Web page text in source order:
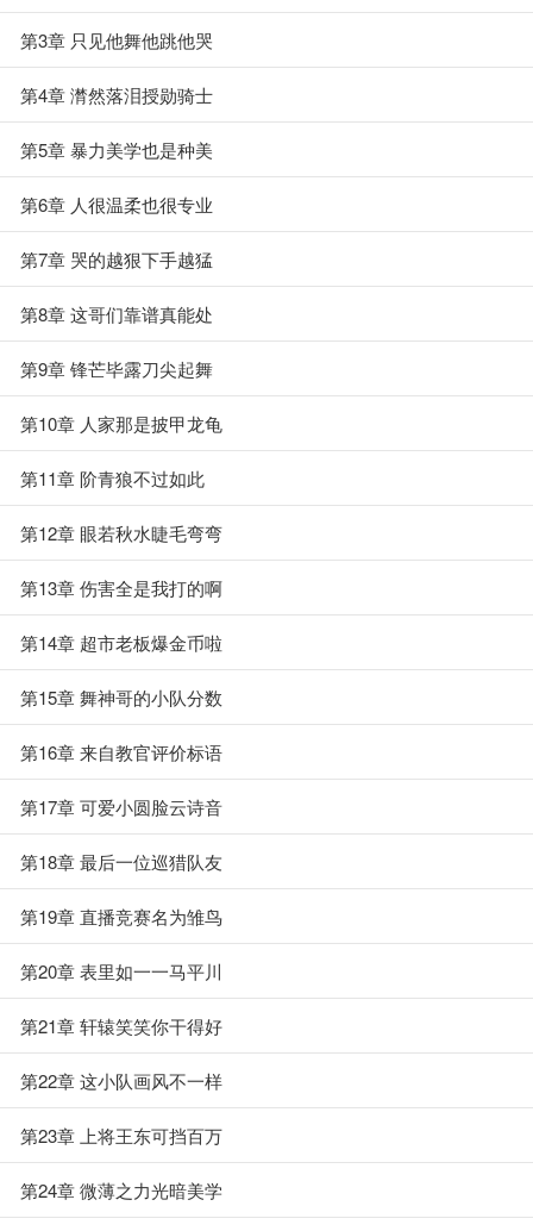
第3章 只见他舞他跳他哭
第4章 潸然落泪授勋骑士
第5章 暴力美学也是种美
第6章 人很温柔也很专业
第7章 哭的越狠下手越猛
第8章 这哥们靠谱真能处
第9章 锋芒毕露刀尖起舞
第10章 人家那是披甲龙龟
第11章 阶青狼不过如此
第12章 眼若秋水睫毛弯弯
第13章 伤害全是我打的啊
第14章 超市老板爆金币啦
第15章 舞神哥的小队分数
第16章 来自教官评价标语
第17章 可爱小圆脸云诗音
第18章 最后一位巡猎队友
第19章 直播竞赛名为雏鸟
第20章 表里如一一马平川
第21章 轩辕笑笑你干得好
第22章 这小队画风不一样
第23章 上将王东可挡百万
第24章 微薄之力光暗美学